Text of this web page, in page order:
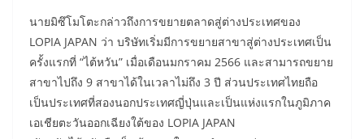
นายมิซึโมโตะกล่าวถึงการขยายตลาดสู่ต่างประเทศของ
LOPIA JAPAN ว่า บริษัทเริ่มมีการขยายสาขาสู่ต่างประเทศเป็น
ครั้งแรกที่ “ไต้หวัน” เมื่อเดือนมกราคม 2566 และสามารถขยาย
สาขาไปถึง 9 สาขาได้ในเวลาไม่ถึง 3 ปี ส่วนประเทศไทยถือ
เป็นประเทศที่สองนอกประเทศญี่ปุ่นและเป็นแห่งแรกในภูมิภาค
เอเชียตะวันออกเฉียงใต้ของ LOPIA JAPAN